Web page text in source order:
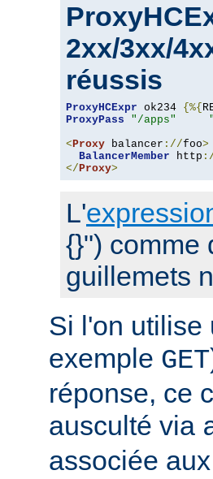
2xx/3xx/
réussis
ProxyHCExpr ok234 {%{
ProxyPass
"/apps"
<Proxy balancer ://foo>
BalancerMember http
</Proxy>
L'
{}") comme
guillemets
Si l'on utilise
exemple GET
réponse, ce
ausculté via
associée